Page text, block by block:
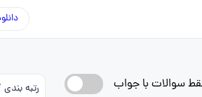
سوالات با جواب رتبه بندی